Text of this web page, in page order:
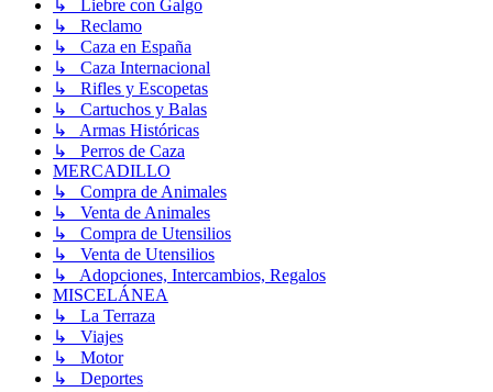
↳ Liebre con Galgo
↳ Reclamo
↳ Caza en España
↳ Caza Internacional
↳ Rifles y Escopetas
↳ Cartuchos y Balas
↳ Armas Históricas
↳ Perros de Caza
MERCADILLO
↳ Compra de Animales
↳ Venta de Animales
↳ Compra de Utensilios
↳ Venta de Utensilios
↳ Adopciones, Intercambios, Regalos
MISCELÁNEA
↳ La Terraza
↳ Viajes
↳ Motor
↳ Deportes